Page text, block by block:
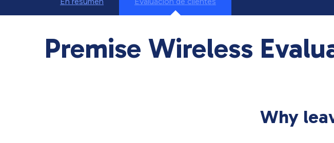
Premise Wireless
Why